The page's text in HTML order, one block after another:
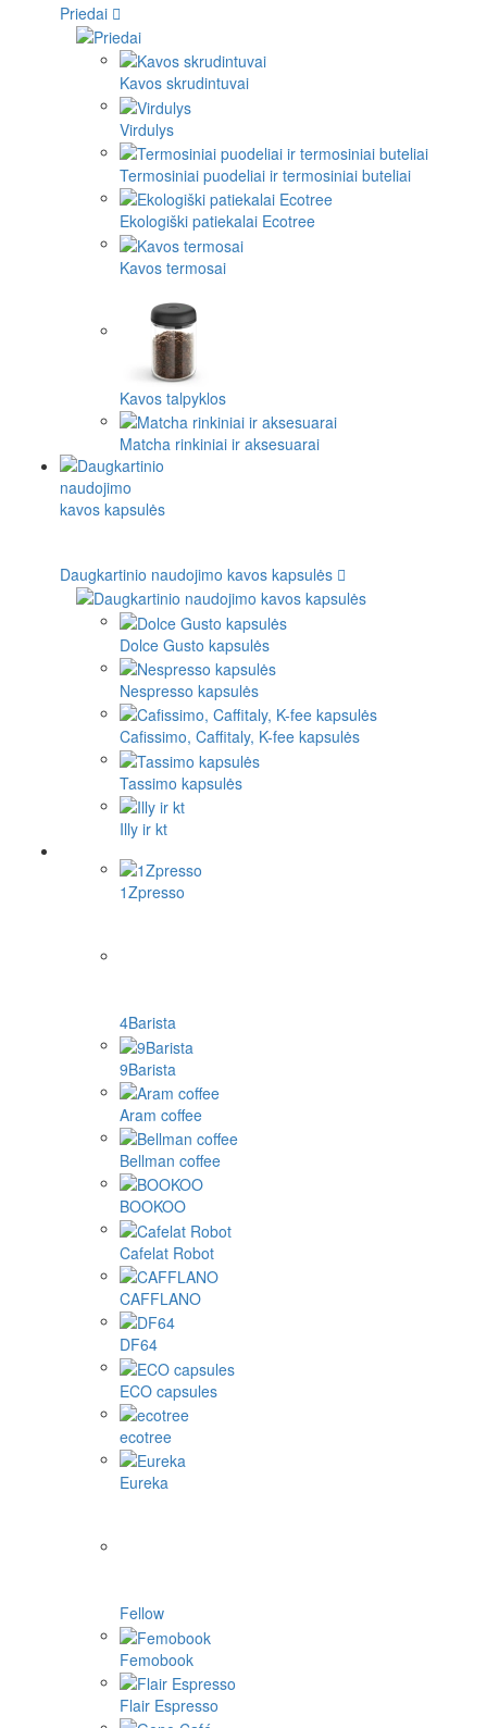
Priedai
Kavos skrudintuvai
Virdulys
Termosiniai puodeliai ir termosiniai buteliai
Ekologiški patiekalai Ecotree
Kavos termosai
Kavos talpyklos
Matcha rinkiniai ir aksesuarai
Daugkartinio naudojimo kavos kapsulės
Dolce Gusto kapsulės
Nespresso kapsulės
Cafissimo, Caffitaly, K-fee kapsulės
Tassimo kapsulės
Illy ir kt
1Zpresso
4Barista
9Barista
Aram coffee
Bellman coffee
BOOKOO
Cafelat Robot
CAFFLANO
DF64
ECO capsules
ecotree
Eureka
Fellow
Femobook
Flair Espresso